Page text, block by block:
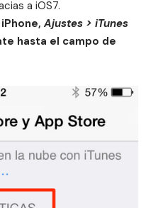
a iOS7.
Ajustes > iTunes
hasta el campo de